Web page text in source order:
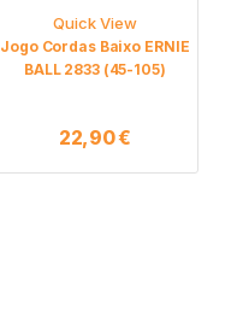
Quick View
Jogo Cordas Baixo ERNIE
BALL 2833 (45-105)
22,90€